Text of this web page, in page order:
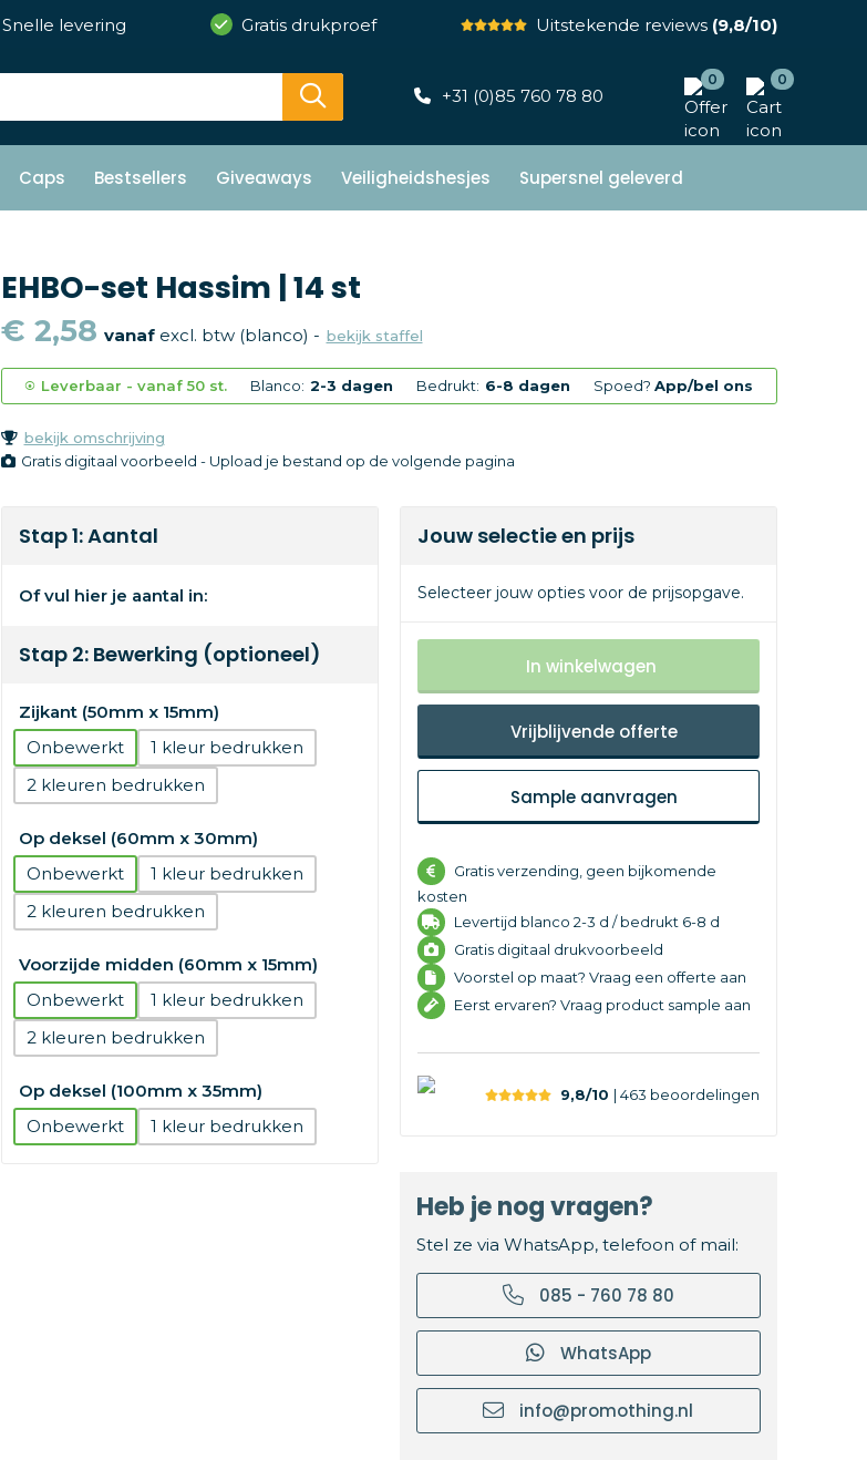
Snelle levering Gratis drukproef Uitstekende reviews(9,8/10)
+31 (0)85 760 78 80
0 0
Caps Bestsellers Giveaways Veiligheidshesjes Supersnel geleverd
EHBO-set Hassim | 14 st
€ 2,58 vanafexcl. btw (blanco) - bekijk staffel
Leverbaar - vanaf 50 st. Blanco: 2-3 dagen Bedrukt: 6-8 dagen Spoed?App/bel ons
bekijk omschrijving
Gratis digitaal voorbeeld - Upload je bestand op de volgende pagina
Stap 1: Aantal
Of vul hier je aantal in:
Stap 2: Bewerking (optioneel)
Zijkant (50mm x 15mm)
Onbewerkt
1
2
Op deksel (60mm x 30mm)
Onbewerkt
1
2
Voorzijde midden (60mm x 15mm)
Onbewerkt
1
2
Op deksel (100mm x 35mm)
Onbewerkt
1
Jouw selectie en prijs
Selecteer jouw opties voor de prijsopgave.
In winkelwagen
Vrijblijvende offerte
Sample aanvragen
Gratis verzending, geen bijkomende
kosten
Levertijd blanco 2-3 d / bedrukt 6-8 d
Gratis digitaal drukvoorbeeld
Voorstel op maat? Vraag een offerte aan
Eerst ervaren? Vraag product sample aan
9,8/10 | 463 beoordelingen
Heb je nog vragen?
Stel ze via WhatsApp, telefoon of mail:
085 - 760 78 80
WhatsApp
info@promothing.nl